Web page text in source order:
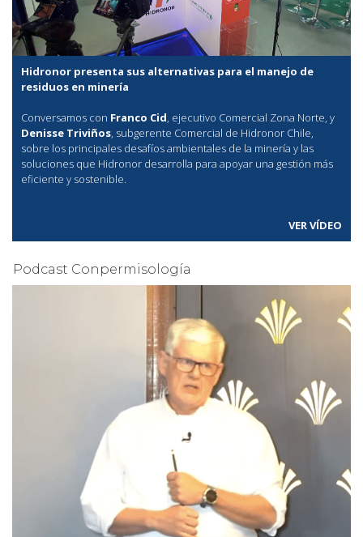
Hidronor presenta sus alternativas para el manejo de
residuos en minería
Conversamos con Franco Cid, ejecutivo Comercial Zona Norte, y
Denisse Triviños, subgerente Comercial de Hidronor Chile,
sobre los principales desafíos ambientales de la minería y las
soluciones que Hidronor desarrolla para apoyar una gestión más
eficiente y sostenible.
VER VÍDEO
Podcast Conpermisología